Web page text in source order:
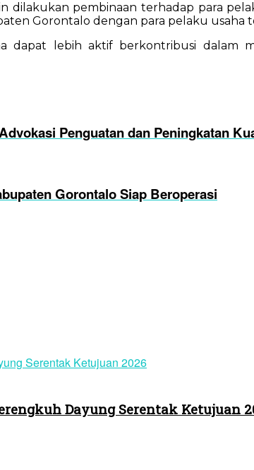
dilakukan pembinaan terhadap para
Gorontalo dengan para pelaku usaha
dapat lebih aktif berkontribusi dalam
Penguatan dan Peningkatan
Gorontalo Siap Beroperasi
Dayung Serentak Ketujuan